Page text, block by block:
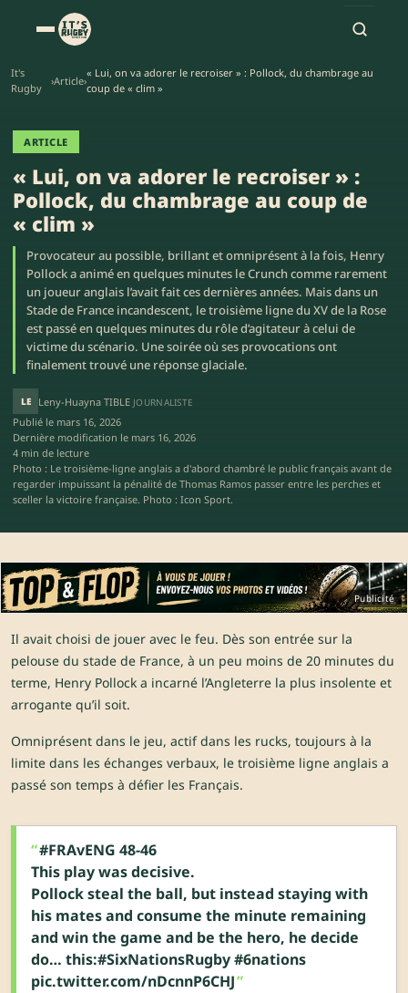
It's
Rugby
›Article›
« Lui, on va adorer le recroiser » : Pollock, du chambrage au
coup de « clim »
ARTICLE
« Lui, on va adorer le recroiser » :
Pollock, du chambrage au coup de
« clim »
Provocateur au possible, brillant et omniprésent à la fois, Henry
Pollock a animé en quelques minutes le Crunch comme rarement
un joueur anglais l’avait fait ces dernières années. Mais dans un
Stade de France incandescent, le troisième ligne du XV de la Rose
est passé en quelques minutes du rôle d’agitateur à celui de
victime du scénario. Une soirée où ses provocations ont
finalement trouvé une réponse glaciale.
LE Leny-Huayna TIBLE JOURNALISTE
Publié le mars 16, 2026
Dernière modification le mars 16, 2026
4 min de lecture
Photo : Le troisième-ligne anglais a d'abord chambré le public français avant de
regarder impuissant la pénalité de Thomas Ramos passer entre les perches et
sceller la victoire française. Photo : Icon Sport.
Publicité
Il avait choisi de jouer avec le feu. Dès son entrée sur la
pelouse du stade de France, à un peu moins de 20 minutes du
terme, Henry Pollock a incarné l’Angleterre la plus insolente et
arrogante qu’il soit.
Omniprésent dans le jeu, actif dans les rucks, toujours à la
limite dans les échanges verbaux, le troisième ligne anglais a
passé son temps à défier les Français.
#FRAvENG 48-46
This play was decisive.
Pollock steal the ball, but instead staying with
his mates and consume the minute remaining
and win the game and be the hero, he decide
do… this:#SixNationsRugby#6nations
pic.twitter.com/nDcnnP6CHJ